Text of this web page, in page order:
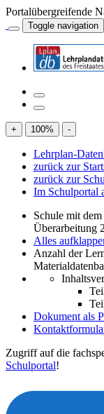
Portalübergreifende
Toggle navigation
+ 100% -
Lehrplan-
zurück zur
zurück zur
Im Schulportal
Schule mit
Überarbeitung
Alles
Anzahl der
Dokument als
Zugriff auf die
Schulportal!